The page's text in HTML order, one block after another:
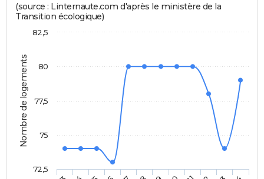
Nombre de logements
(source : Linternaute.com d'après le ministère de la
Transition écologique)
80
72,5
75
77,5
82,5